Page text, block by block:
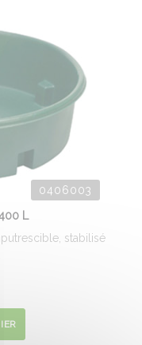
0406003
L
stabilisé